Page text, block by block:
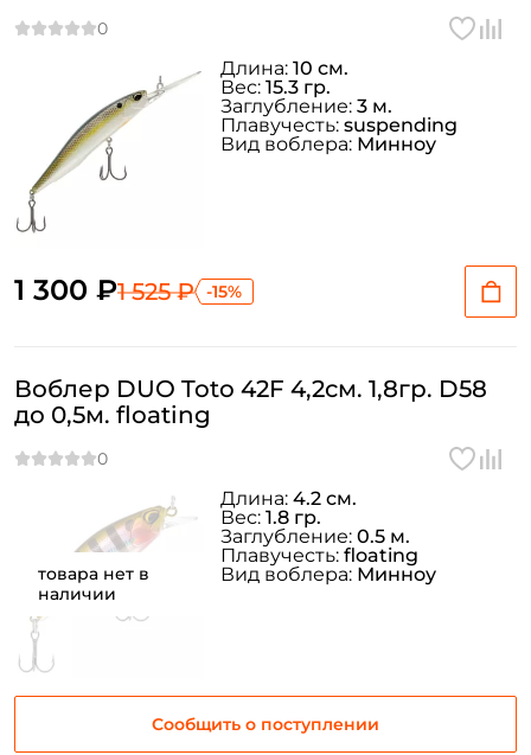
1 300 ₽1 525 ₽ -15%
Длина: 10 см.
Вес: 15.3 гр.
Заглубление: 3 м.
Плавучесть: suspending
Вид воблера: Минноу
товара нет в
наличии
Воблер DUO Toto 42F 4,2см. 1,8гр. D58
до 0,5м. floating
Сообщить о поступлении
Длина: 4.2 см.
Вес: 1.8 гр.
Заглубление: 0.5 м.
Плавучесть: floating
Вид воблера: Минноу